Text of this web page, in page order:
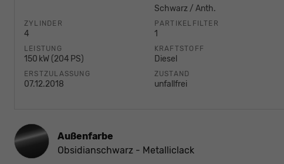
Schwarz / Anth.
ZYLINDER
4
PARTIKELFILTER
1
LEISTUNG
150 kW (204 PS)
KRAFTSTOFF
Diesel
ERSTZULASSUNG
07.12.2018
ZUSTAND
unfallfrei
Außenfarbe
Obsidianschwarz - Metalliclack